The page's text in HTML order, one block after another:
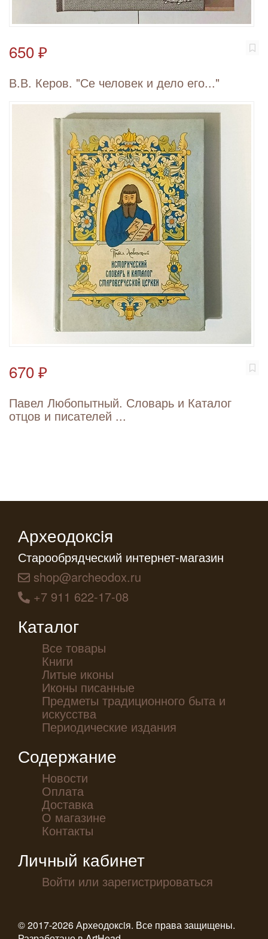
650 ₽
В.В. Керов. "Се человек и дело его..."
670 ₽
Павел Любопытный. Словарь и Каталог
отцов и писателей ...
Археодоксiя
Старообрядческий интернет-магазин
shop@archeodox.ru
+7 911 622-17-08
Каталог
Все товары
Книги
Литые иконы
Иконы писанные
Предметы традиционного быта и
искусства
Периодические издания
Содержание
Новости
Оплата
Доставка
О магазине
Контакты
Личный кабинет
Войти или зарегистрироваться
© 2017-2026 Археодоксiя. Все права защищены.